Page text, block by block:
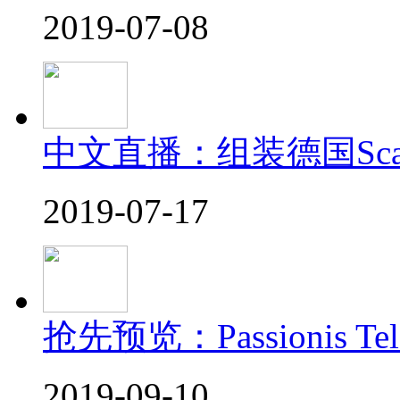
2019-07-08
中文直播：组装德国
2019-07-17
抢先预览：Passionis